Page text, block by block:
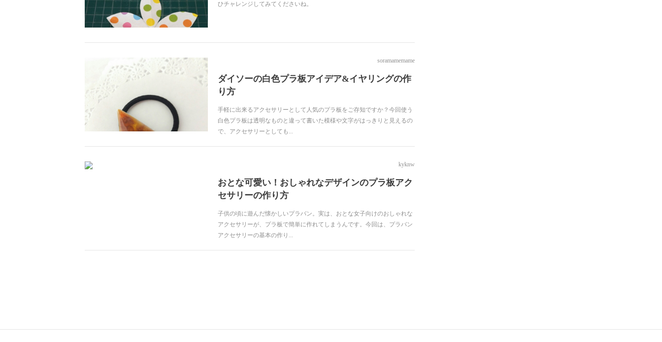
ひチャレンジしてみてくださいね。
soramamemame
ダイソーの白色プラ板アイデア&イヤリングの作
り方
手軽に出来るアクセサリーとして人気のプラ板をご存知ですか？今回使う
白色プラ板は透明なものと違って書いた模様や文字がはっきりと見えるの
で、アクセサリーとしても...
kyknw
おとな可愛い！おしゃれなデザインのプラ板アク
セサリーの作り方
子供の頃に遊んだ懐かしいプラバン。実は、おとな女子向けのおしゃれな
アクセサリーが、プラ板で簡単に作れてしまうんです。今回は、プラバン
アクセサリーの基本の作り...